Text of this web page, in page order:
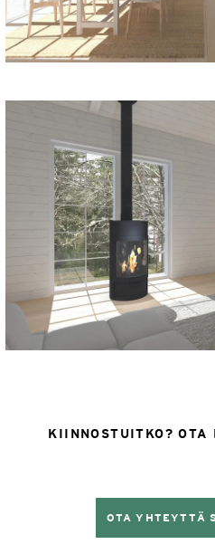
KIINNOSTUITKO?
OTA YHTEYTTÄ